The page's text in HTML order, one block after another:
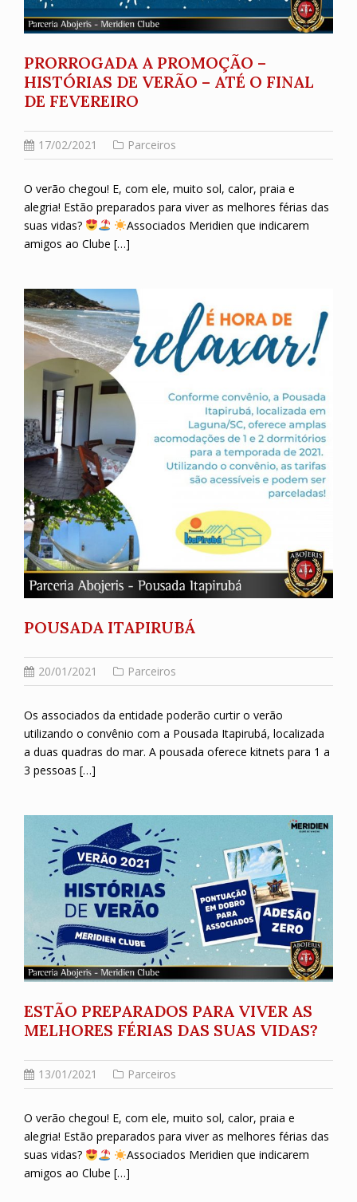
PRORROGADA A PROMOÇÃO –
HISTÓRIAS DE VERÃO – ATÉ O FINAL
DE FEVEREIRO
17/02/2021 Parceiros
O verão chegou! E, com ele, muito sol, calor, praia e
alegria! Estão preparados para viver as melhores férias das
suas vidas?
Associados Meridien que indicarem
amigos ao Clube […]
POUSADA ITAPIRUBÁ
20/01/2021 Parceiros
Os associados da entidade poderão curtir o verão
utilizando o convênio com a Pousada Itapirubá, localizada
a duas quadras do mar. A pousada oferece kitnets para 1 a
3 pessoas […]
ESTÃO PREPARADOS PARA VIVER AS
MELHORES FÉRIAS DAS SUAS VIDAS?
13/01/2021 Parceiros
O verão chegou! E, com ele, muito sol, calor, praia e
alegria! Estão preparados para viver as melhores férias das
suas vidas?
Associados Meridien que indicarem
amigos ao Clube […]